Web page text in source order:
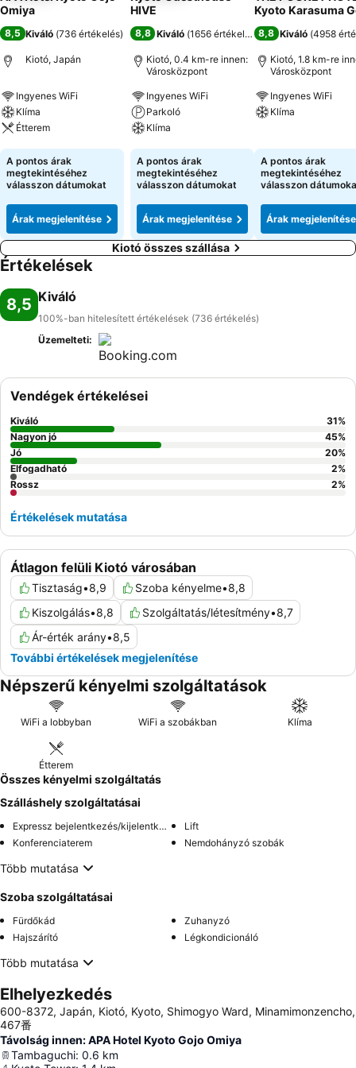
Omiya
8,5 Kiváló (736 értékelés)
Kiotó, Japán
Ingyenes WiFi
Klíma
Étterem
Árak megjelenítése
A pontos árak
megtekintéséhez
válasszon dátumokat
Árak megjelenítése
HIVE
8,8 Kiváló (1656 értékelés)
Kiotó, 0.4 km-re innen:
Városközpont
Ingyenes WiFi
Parkoló
Klíma
Árak megjelenítése
A pontos árak
megtekintéséhez
válasszon dátumokat
Árak megjelenítése
Kyoto Karasuma
8,8 Kiváló (4958
Kiotó, 1.8 km-re
Városközpont
Ingyenes WiFi
Klíma
A pontos árak
megtekintéséhez
válasszon
Árak megjelenítése
Kiotó összes szállása
Értékelések
8,5 Kiváló
100%-ban hitelesített értékelések (736 értékelés)
Üzemelteti:
Átlagon felüli Kiotó városában
Tisztaság•8,9 Szoba kényelme•8,8
Kiszolgálás•8,8 Szolgáltatás/létesítmény•8,7
Ár-érték arány•8,5
További értékelések megjelenítése
Vendégek értékelései
Kiváló 31%
Nagyon jó
45%
Jó
20%
Elfogadható
2%
Rossz
2%
Értékelések mutatása
Népszerű kényelmi szolgáltatások
WiFi a lobbyban WiFi a szobákban Klíma
Étterem
Összes kényelmi szolgáltatás
Szálláshely szolgáltatásai
Expressz bejelentkezés/kijelentkezés
Lift
Konferenciaterem
Nemdohányzó szobák
Több mutatása
Szoba szolgáltatásai
Fürdőkád
Zuhanyzó
Hajszárító
Légkondicionáló
Több mutatása
Elhelyezkedés
600-8372, Japán, Kiotó, Kyoto, Shimogyo Ward, Minamimonzencho,
467番
Távolság innen: APA Hotel Kyoto Gojo Omiya
Tambaguchi: 0.6 km